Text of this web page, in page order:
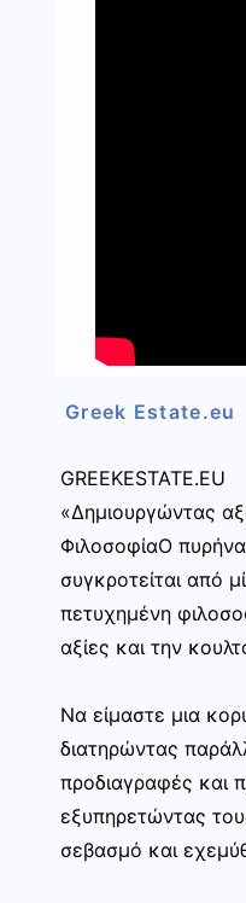
Greek Estate.eu
GREEKESTATE.EU
«Δημιουργώντας
ΦιλοσοφίαΟ
συγκροτείται από
πετυχημένη
αξίες και την
Να είμαστε μια
διατηρώντας
προδιαγραφές και
εξυπηρετώντας
σεβασμό και